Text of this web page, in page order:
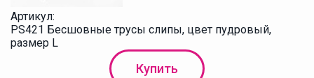
Артикул:
PS421 Бесшовные трусы слипы, цвет пудровый,
размер L
Купить